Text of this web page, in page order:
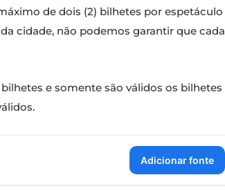
de dois (2) bilhetes por espetáculo
cidade, não podemos garantir que cada
e somente são válidos os bilhetes
Adicionar fonte